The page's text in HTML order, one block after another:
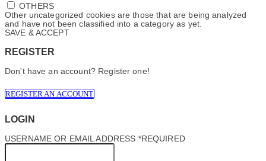
OTHERS
Other uncategorized cookies are those that are being analyzed
and have not been classified into a category as yet.
SAVE & ACCEPT
REGISTER
Don't have an account? Register one!
REGISTER AN ACCOUNT
LOGIN
USERNAME OR EMAIL ADDRESS *REQUIRED